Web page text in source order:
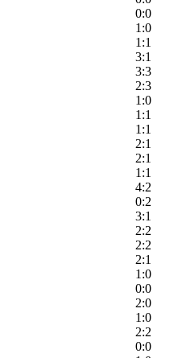
0:0
1:0
1:1
3:1
3:3
2:3
1:0
1:1
1:1
2:1
2:1
1:1
4:2
0:2
3:1
2:2
2:2
2:1
1:0
0:0
2:0
1:0
2:2
0:0